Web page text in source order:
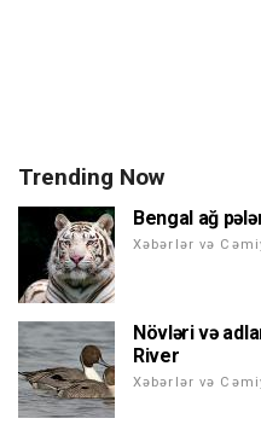
Trending Now
Bengal ağ
Xəbərlər və
Növləri və
River
Xəbərlər və